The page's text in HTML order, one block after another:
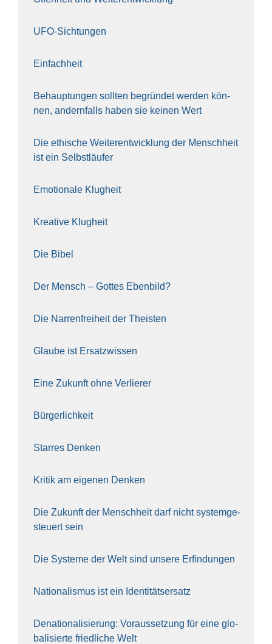
UFO-Sich­tun­gen
Ein­fach­heit
Behaup­tun­gen soll­ten begrün­det wer­den kön­
nen, andern­falls haben sie kei­nen Wert
Die ethi­sche Wei­ter­ent­wick­lung der Mensch­heit
ist ein Selbst­läu­fer
Emo­tio­na­le Klug­heit
Krea­ti­ve Klug­heit
Die Bibel
Der Mensch – Got­tes Eben­bild?
Die Nar­ren­frei­heit der The­is­ten
Glau­be ist Ersatz­wis­sen
Eine Zukunft ohne Ver­lie­rer
Bür­ger­lich­keit
Star­res Den­ken
Kri­tik am eige­nen Den­ken
Die Zukunft der Mensch­heit darf nicht sys­tem­ge­
steu­ert sein
Die Sys­te­me der Welt sind unse­re Erfin­dun­gen
Natio­na­lis­mus ist ein Iden­ti­täts­er­satz
Dena­tio­na­li­sie­rung: Vor­aus­set­zung für eine glo­
ba­li­sier­te fried­li­che Welt